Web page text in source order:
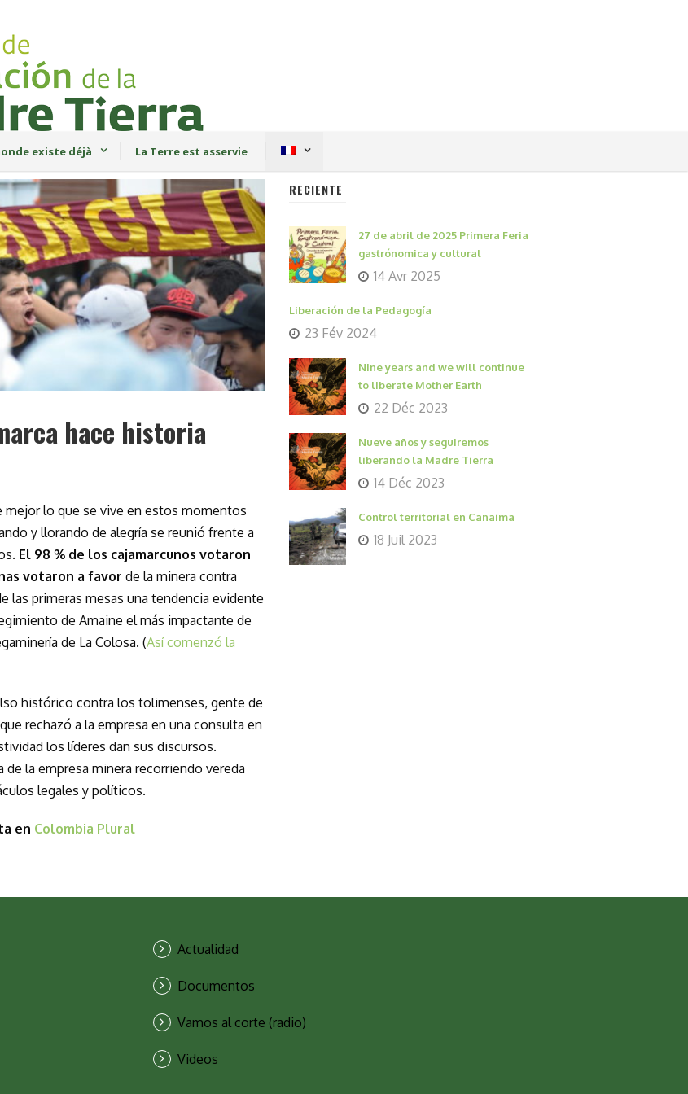
existe déjà La Terre est asservie
hace historia
mejor lo que se vive en estos momentos
y llorando de alegría se reunió frente a
El 98 % de los cajamarcunos votaron
votaron a favor de la minera contra
las primeras mesas una tendencia evidente
de Amaine el más impactante de
de La Colosa. (Así comenzó la
histórico contra los tolimenses, gente de
rechazó a la empresa en una consulta en
los líderes dan sus discursos.
la empresa minera recorriendo vereda
legales y políticos.
en Colombia Plural
RECIENTE
27 de abril de 2025 Primera Feria
gastrónomica y cultural
14 Avr 2025
Liberación de la Pedagogía
23 Fév 2024
Nine years and we will continue
to liberate Mother Earth
22 Déc 2023
Nueve años y seguiremos
liberando la Madre Tierra
14 Déc 2023
Control territorial en Canaima
18 Juil 2023
Actualidad
Documentos
Vamos al corte (radio)
Videos